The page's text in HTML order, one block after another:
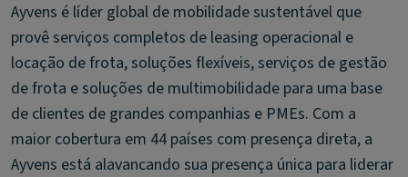
Ayvens é líder global de mobilidade sustentável que
provê serviços completos de leasing operacional e
locação de frota, soluções flexíveis, serviços de gestão
de frota e soluções de multimobilidade para uma base
de clientes de grandes companhias e PMEs. Com a
maior cobertura em 44 países com presença direta, a
Ayvens está alavancando sua presença única para liderar